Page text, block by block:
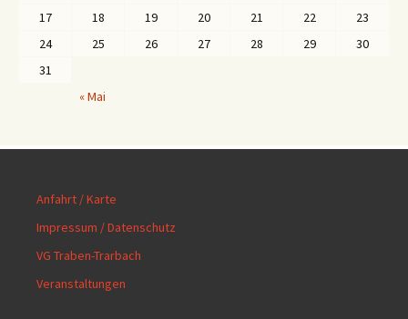
17
18 19 20 21 22
23
24
25 26 27 28 29
30
31
« Mai
Anfahrt / Karte
Impressum / Datenschutz
VG Traben-Trarbach
Veranstaltungen